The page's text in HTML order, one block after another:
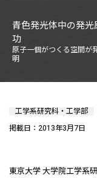
青色発光体中の発
功
原子一個がつくる空間が
明
工学系研究科・工学部
掲載日：2013年3月7日
東京大学 大学院工学系